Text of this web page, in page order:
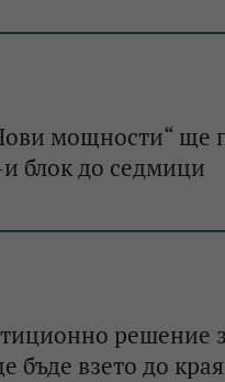
мощности“ ще
блок до седмици
решение
бъде взето до